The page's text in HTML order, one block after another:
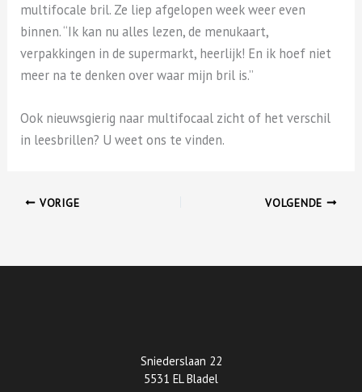
multifocale bril. Ze liep afgelopen week weer even
binnen. “Ik kan nu alles lezen, de menukaart,
verpakkingen in de supermarkt, heerlijk! En ik hoef niet
meer na te denken over waar mijn bril is.”
Ook nieuwsgierig naar multifocaal zicht of het verschil
in leesbrillen? U weet ons te vinden.
VORIGE VOLGENDE
Sniederslaan 22
5531 EL Bladel